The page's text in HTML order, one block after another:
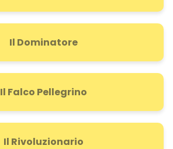
Il Dominatore
Il Falco Pellegrino
Il Rivoluzionario